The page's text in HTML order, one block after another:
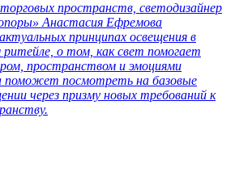
пространств, светодизайнер
Анастасия Ефремова
принципах освещения в
ритейле, о том, как свет помогает
пространством и эмоциями
поможет посмотреть на базовые
через призму новых требований к